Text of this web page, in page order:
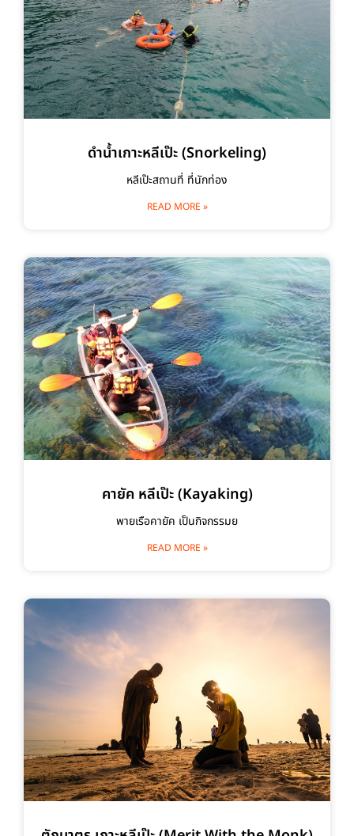
ดำน้ำเกาะหลีเป๊ะ (Snorkeling)
หลีเป๊ะสถานที่ ที่นักท่อง
READ MORE »
คายัค หลีเป๊ะ (Kayaking)
พายเรือคายัค เป็นกิจกรรมย
READ MORE »